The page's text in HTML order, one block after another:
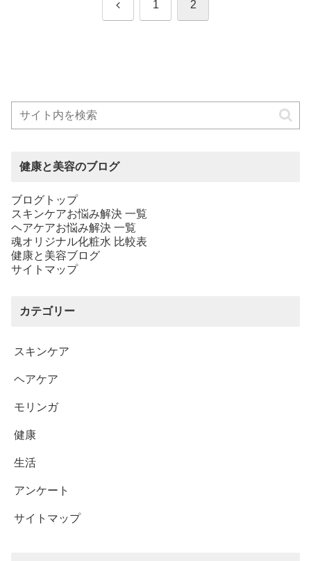
前 1 2
健康と美容のブログ
ブログトップ
スキンケアお悩み解決 一覧
ヘアケアお悩み解決 一覧
魂オリジナル化粧水 比較表
健康と美容ブログ
サイトマップ
カテゴリー
スキンケア
ヘアケア
モリンガ
健康
生活
アンケート
サイトマップ